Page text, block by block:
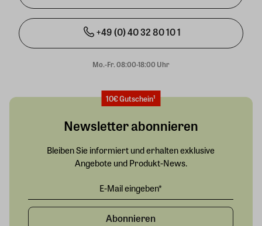
+49 (0) 40 32 80 10 1
Mo.-Fr. 08:00-18:00 Uhr
10€ Gutschein¹
Newsletter abonnieren
Bleiben Sie informiert und erhalten exklusive
Angebote und Produkt-News.
Abonnieren